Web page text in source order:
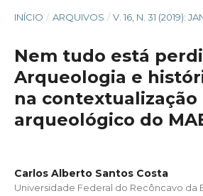
INÍCIO / ARQUIVOS / V. 16, N. 31 (2019):
Nem tudo está
Arqueologia e
na
arqueológico do
Carlos Alberto Santos Costa
Universidade Federal do Recôncavo da